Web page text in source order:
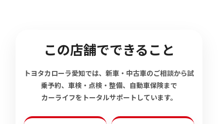
この店舗でできること
トヨタカローラ愛知では、新車・中古車のご相談から試
乗予約、車検・点検・整備、自動車保険まで
カーライフをトータルサポートしています。